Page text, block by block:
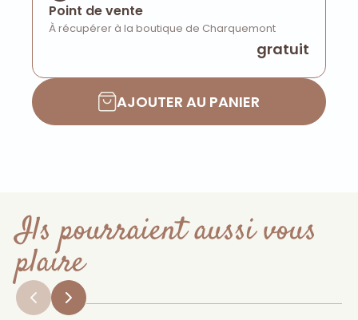
Point de vente
À récupérer à la boutique de Charquemont
gratuit
AJOUTER AU PANIER
Ils pourraient aussi vous
plaire